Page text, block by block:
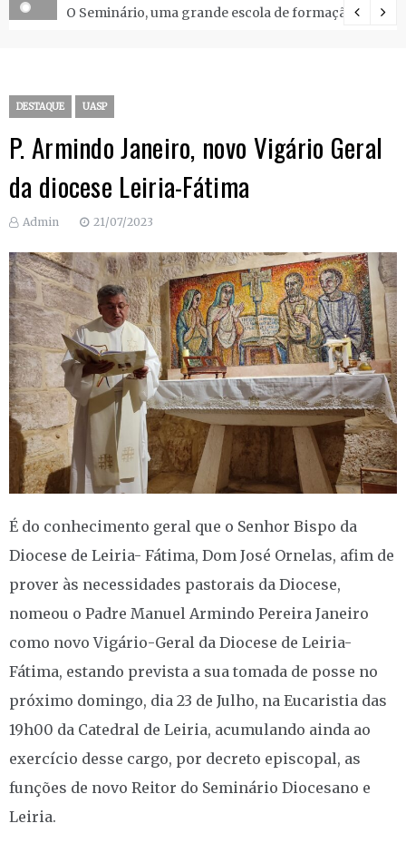
O Seminário, uma grande escola de formação.
DESTAQUE UASP
P. Armindo Janeiro, novo Vigário Geral
da diocese Leiria-Fátima
Admin 21/07/2023
É do conhecimento geral que o Senhor Bispo da
Diocese de Leiria- Fátima, Dom José Ornelas, afim de
prover às necessidades pastorais da Diocese,
nomeou o Padre Manuel Armindo Pereira Janeiro
como novo Vigário-Geral da Diocese de Leiria-
Fátima, estando prevista a sua tomada de posse no
próximo domingo, dia 23 de Julho, na Eucaristia das
19h00 da Catedral de Leiria, acumulando ainda ao
exercício desse cargo, por decreto episcopal, as
funções de novo Reitor do Seminário Diocesano e
Leiria.